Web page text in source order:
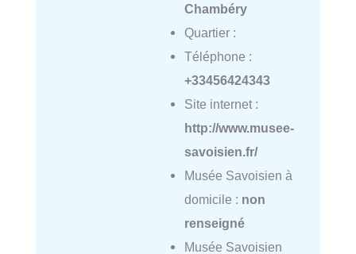
Chambéry
Quartier :
Téléphone :
+33456424343
Site internet :
http://www.musee-
savoisien.fr/
Musée Savoisien à
domicile : non
renseigné
Musée Savoisien